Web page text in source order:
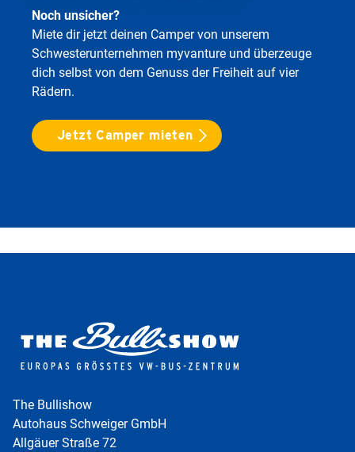
Noch unsicher?
Miete dir jetzt deinen Camper von unserem
Schwesterunternehmen myvanture und überzeuge
dich selbst von dem Genuss der Freiheit auf vier
Rädern.
Jetzt Camper mieten
The Bullishow
Autohaus Schweiger GmbH
Allgäuer Straße 72